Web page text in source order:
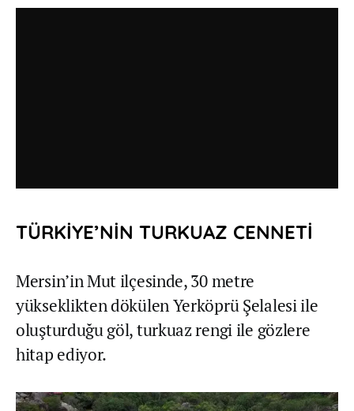
TÜRKİYE’NİN TURKUAZ CENNETİ
Mersin’in Mut ilçesinde, 30 metre
yükseklikten dökülen Yerköprü Şelalesi ile
oluşturduğu göl, turkuaz rengi ile gözlere
hitap ediyor.